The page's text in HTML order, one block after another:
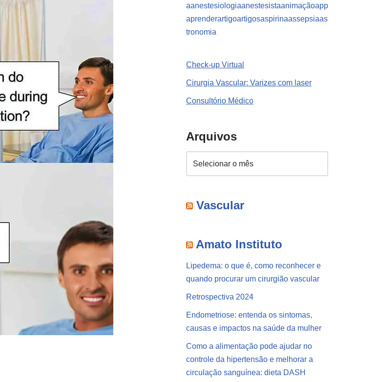
aanestesiologiaanestesistaanimaçãoapp
aprenderartigoartigosaspirinaassepsiaas
tronomia
Check-up Virtual
Cirurgia Vascular: Varizes com laser
Consultório Médico
Arquivos
Vascular
Amato Instituto
Lipedema: o que é, como reconhecer e
quando procurar um cirurgião vascular
Retrospectiva 2024
Endometriose: entenda os sintomas,
causas e impactos na saúde da mulher
Como a alimentação pode ajudar no
controle da hipertensão e melhorar a
circulação sanguínea: dieta DASH